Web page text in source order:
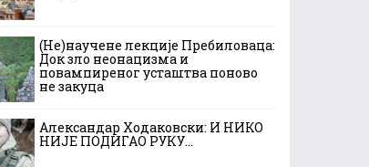
(Не)научене лекције Пребиловаца:
Док зло неонацизма и
повампиреног усташтва поново
не закуца
Александар Ходаковски: И НИКО
НИЈЕ ПОДИГАО РУКУ…